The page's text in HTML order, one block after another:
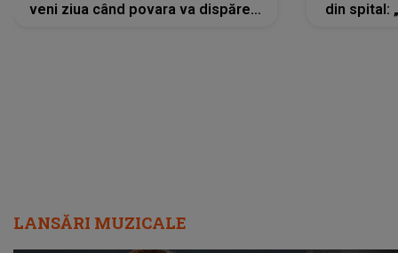
veni ziua când povara va dispărea,
din spital:
LANSĂRI MUZICALE